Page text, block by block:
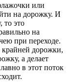
или
на дорожку. И
то это
на
при переходе.
крайней дорожки,
а делает
в этот поток